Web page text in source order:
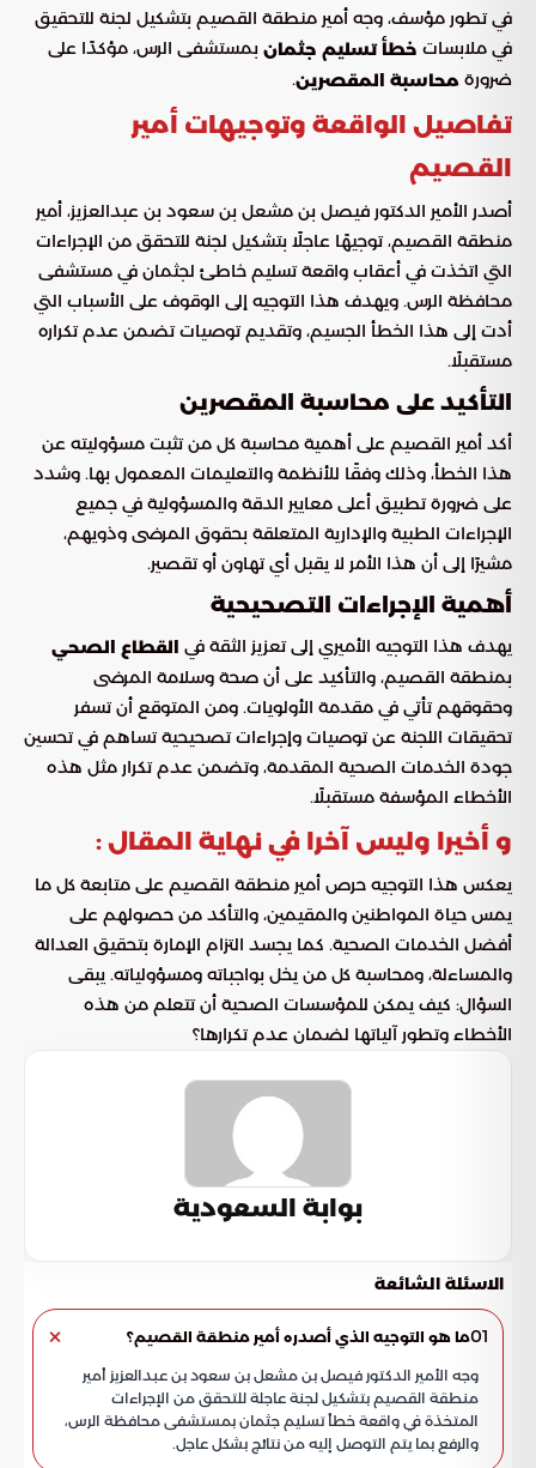
في تطور مؤسف، وجه أمير منطقة القصيم بتشكيل لجنة للتحقيق
في ملابسات خطأ تسليم جثمان بمستشفى الرس، مؤكدًا على
ضرورة محاسبة المقصرين.
تفاصيل الواقعة وتوجيهات أمير
القصيم
أصدر الأمير الدكتور فيصل بن مشعل بن سعود بن عبدالعزيز، أمير
منطقة القصيم، توجيهًا عاجلًا بتشكيل لجنة للتحقق من الإجراءات
التي اتخذت في أعقاب واقعة تسليم خاطئ لجثمان في مستشفى
محافظة الرس. ويهدف هذا التوجيه إلى الوقوف على الأسباب التي
أدت إلى هذا الخطأ الجسيم، وتقديم توصيات تضمن عدم تكراره
مستقبلًا.
التأكيد على محاسبة المقصرين
أكد أمير القصيم على أهمية محاسبة كل من تثبت مسؤوليته عن
هذا الخطأ، وذلك وفقًا للأنظمة والتعليمات المعمول بها. وشدد
على ضرورة تطبيق أعلى معايير الدقة والمسؤولية في جميع
الإجراءات الطبية والإدارية المتعلقة بحقوق المرضى وذويهم،
مشيرًا إلى أن هذا الأمر لا يقبل أي تهاون أو تقصير.
أهمية الإجراءات التصحيحية
يهدف هذا التوجيه الأميري إلى تعزيز الثقة في القطاع الصحي
بمنطقة القصيم، والتأكيد على أن صحة وسلامة المرضى
وحقوقهم تأتي في مقدمة الأولويات. ومن المتوقع أن تسفر
تحقيقات اللجنة عن توصيات وإجراءات تصحيحية تساهم في تحسين
جودة الخدمات الصحية المقدمة، وتضمن عدم تكرار مثل هذه
الأخطاء المؤسفة مستقبلًا.
و أخيرا وليس آخرا في نهاية المقال :
يعكس هذا التوجيه حرص أمير منطقة القصيم على متابعة كل ما
يمس حياة المواطنين والمقيمين، والتأكد من حصولهم على
أفضل الخدمات الصحية. كما يجسد التزام الإمارة بتحقيق العدالة
والمساءلة، ومحاسبة كل من يخل بواجباته ومسؤولياته. يبقى
السؤال: كيف يمكن للمؤسسات الصحية أن تتعلم من هذه
الأخطاء وتطور آلياتها لضمان عدم تكرارها؟
بوابة السعودية
الاسئلة الشائعة
01ما هو التوجيه الذي أصدره أمير منطقة القصيم؟
وجه الأمير الدكتور فيصل بن مشعل بن سعود بن عبدالعزيز أمير
منطقة القصيم بتشكيل لجنة عاجلة للتحقق من الإجراءات
المتخذة في واقعة خطأ تسليم جثمان بمستشفى محافظة الرس،
والرفع بما يتم التوصل إليه من نتائج بشكل عاجل.